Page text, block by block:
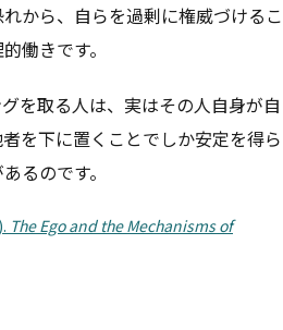
から、自らを過剰に権威づけるこ
働きです。
を取る人は、実はその人自身が自
を下に置くことでしか安定を得ら
るのです。
The Ego and the Mechanisms of